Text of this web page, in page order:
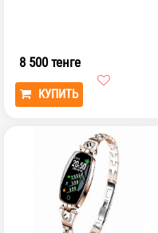
8 500 тенге
КУПИТЬ